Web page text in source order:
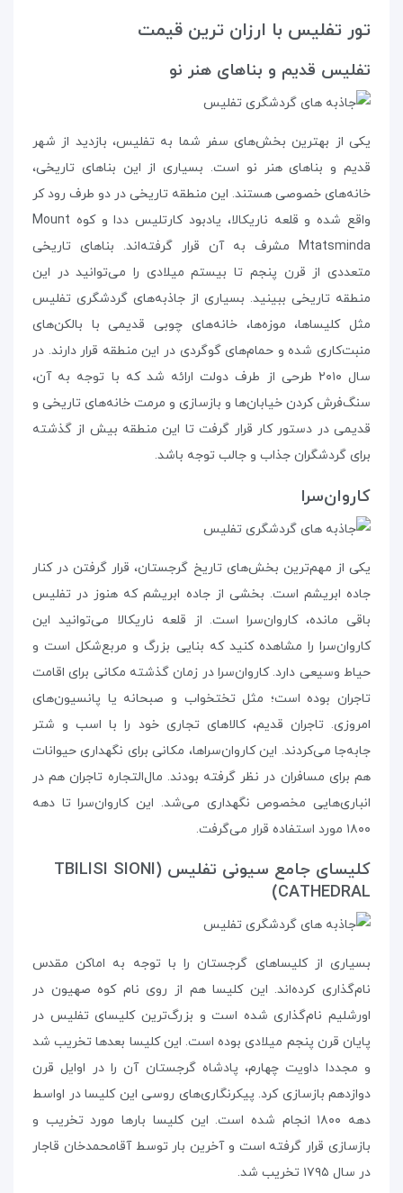
تور تفلیس با ارزان ترین قیمت
تفلیس قدیم و بناهای هنر نو
یکی از بهترین بخش‌های سفر شما به تفلیس، بازدید از شهر
قدیم و بناهای هنر نو است. بسیاری از این بناهای تاریخی،
خانه‌های خصوصی هستند. این منطقه‌ تاریخی در دو طرف رود کر
واقع شده و قلعه‌ ناریکالا، یادبود کارتلیس ددا و کوه Mount
Mtatsminda مشرف به آن قرار گرفته‌اند. بناهای تاریخی
متعددی از قرن پنجم تا بیستم میلادی را می‌توانید در این
منطقه‌ تاریخی ببینید. بسیاری از جاذبه‌های گردشگری تفلیس
مثل کلیساها، موزه‌ها، خانه‌های چوبی قدیمی با بالکن‌های
منبت‌کاری شده و حمام‌های گوگردی در این منطقه قرار دارند. در
سال ۲۰۱۰ طرحی از طرف دولت ارائه شد که با توجه به آن،
سنگ‌فرش کردن خیابان‌ها و بازسازی و مرمت خانه‌های تاریخی و
قدیمی در دستور کار قرار گرفت تا این منطقه بیش از گذشته
برای گردشگران جذاب و جالب توجه باشد.
کاروان‌سرا
یکی از مهم‌ترین بخش‌های تاریخ گرجستان، قرار گرفتن در کنار
جاده‌ ابریشم است. بخشی از جاده‌ ابریشم که هنوز در تفلیس
باقی مانده، کاروان‌سرا است. از قلعه‌ ناریکالا می‌توانید این
کاروان‌سرا را مشاهده کنید که بنایی بزرگ و مربع‌شکل است و
حیاط وسیعی دارد. کاروان‌سرا در زمان گذشته مکانی برای اقامت
تاجران بوده است؛ مثل تختخواب و صبحانه یا پانسیون‌های
امروزی. تاجران قدیم، کالاهای تجاری خود را با اسب و شتر
جابه‌جا می‌کردند. این کاروان‌سراها، مکانی برای نگهداری حیوانات
هم برای مسافران در نظر گرفته بودند. مال‌التجاره‌ تاجران هم در
انباری‌هایی مخصوص نگهداری می‌شد. این کاروان‌سرا تا دهه‌
۱۸۰۰ مورد استفاده قرار می‌گرفت.
کلیسای جامع سیونی تفلیس (TBILISI SIONI
CATHEDRAL)
بسیاری از کلیساهای گرجستان را با توجه به اماکن مقدس
نام‌گذاری کرده‌اند. این کلیسا هم از روی نام کوه صهیون در
اورشلیم نام‌گذاری شده است و بزرگ‌ترین کلیسای تفلیس در
پایان قرن پنجم میلادی بوده است. این کلیسا بعدها تخریب شد
و مجددا داویت چهارم، پادشاه گرجستان آن را در اوایل قرن
دوازدهم بازسازی کرد. پیکرنگاری‌های روسی این کلیسا در اواسط
دهه‌ ۱۸۰۰ انجام شده است. این کلیسا بارها مورد تخریب و
بازسازی قرار گرفته است و آخرین بار توسط آقامحمدخان قاجار
در سال ۱۷۹۵ تخریب شد.